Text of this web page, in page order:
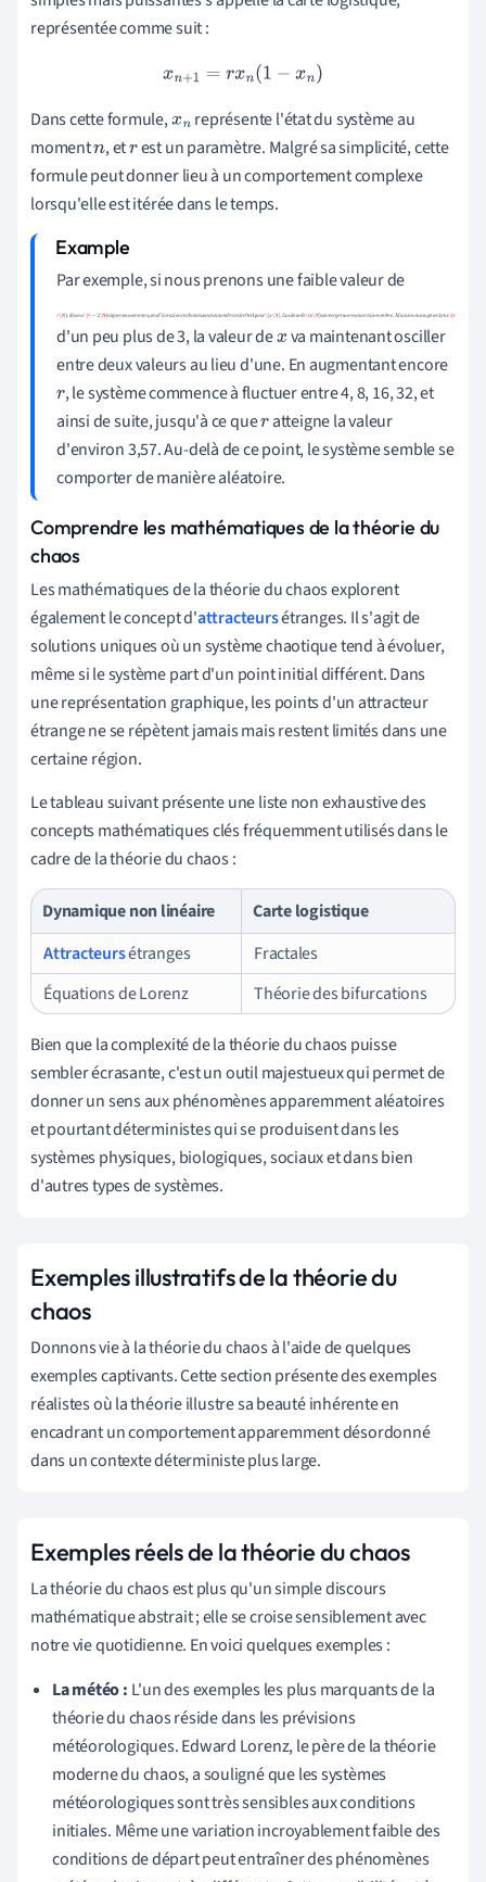
représentée comme suit :
xn +1 =rxn(1− xn )
Dans cette formule,xn représente l'état du système au
momentn, etrest un paramètre. Malgré sa simplicité, cette
formule peut donner lieu à un comportement complexe
lorsqu'elle est itérée dans le temps.
Par exemple, si nous prenons une faible valeur de
ç é
r\N),disons\
(r=2\N)et quenouscommençonsl′ité rationenchoisissant
unnombreentre0et1pour\(x\N),l ava leurde\
(x\N)convergeraversuncertainnombre.Maissinousaug
entons\(r
d'un peu plus de 3, la valeur dex va maintenant osciller
entre deux valeurs au lieu d'une. En augmentant encore
r, le système commence à fluctuer entre 4, 8, 16, 32, et
ainsi de suite, jusqu'à ce quer atteigne la valeur
d'environ 3,57. Au-delà de ce point, le système semble se
comporter de manière aléatoire.
Comprendre les mathématiques de la théorie du
chaos
Les mathématiques de la théorie du chaos explorent
également le concept d'attracteursétranges. Il s'agit de
solutions uniques où un système chaotique tend à évoluer,
même si le système part d'un point initial différent. Dans
une représentation graphique, les points d'un attracteur
étrange ne se répètent jamais mais restent limités dans une
certaine région.
Le tableau suivant présente une liste non exhaustive des
concepts mathématiques clés fréquemment utilisés dans le
cadre de la théorie du chaos :
Dynamique non linéaire
Carte logistique
Attracteursétranges
Fractales
Équations de Lorenz
Théorie des bifurcations
Bien que la complexité de la théorie du chaos puisse
sembler écrasante, c'est un outil majestueux qui permet de
donner un sens aux phénomènes apparemment aléatoires
et pourtant déterministes qui se produisent dans les
systèmes physiques, biologiques, sociaux et dans bien
d'autres types de systèmes.
Exemples illustratifs de la théorie du
chaos
Donnons vie à la théorie du chaos à l'aide de quelques
exemples captivants. Cette section présente des exemples
réalistes où la théorie illustre sa beauté inhérente en
encadrant un comportement apparemment désordonné
dans un contexte déterministe plus large.
Exemples réels de la théorie du chaos
La théorie du chaos est plus qu'un simple discours
mathématique abstrait ; elle se croise sensiblement avec
notre vie quotidienne. En voici quelques exemples :
La météo : L'un des exemples les plus marquants de la
théorie du chaos réside dans les prévisions
météorologiques. Edward Lorenz, le père de la théorie
moderne du chaos, a souligné que les systèmes
météorologiques sont très sensibles aux conditions
initiales. Même une variation incroyablement faible des
conditions de départ peut entraîner des phénomènes